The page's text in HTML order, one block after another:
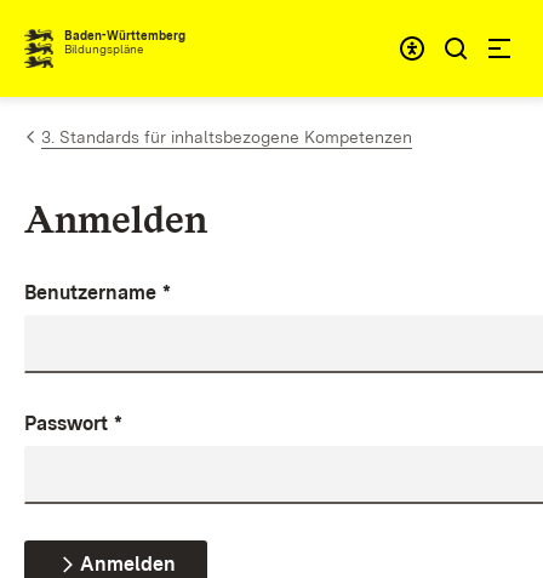
Zum Inhalt springen
Baden-Württemberg
Bildungspläne
3. Standards für inhaltsbezogene Kompetenzen
Anmelden
Benutzername *
Passwort *
Anmelden